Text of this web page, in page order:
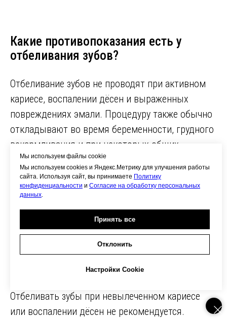
Какие противопоказания есть у
отбеливания зубов?
Отбеливание зубов не проводят при активном
кариесе, воспалении дёсен и выраженных
повреждениях эмали. Процедуру также обычно
откладывают во время беременности, грудного
вскармливания и при некоторых общих
заболеваниях. Полный перечень
противопоказаний врач определяет
индивидуально после сбора анамнеза и
Можно ли отбеливать зубы при
кариесе или воспалении дёсен?
Отбеливать зубы при невылеченном кариесе
или воспалении дёсен не рекомендуется.
Мы используем файлы cookie
Мы используем cookies и Яндекс.Метрику для улучшения работы
сайта. Используя сайт, вы принимаете Политику
конфиденциальности и Согласие на обработку персональных
данных
Принять все
Отклонить
Настройки Cookie